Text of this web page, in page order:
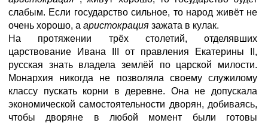
слабым. Если государство сильное, то народ живёт не
очень хорошо, а аристокрация зажата в кулак.
На протяжении трёх столетий, отделявших
царствование Ивана III от правления Екатерины II,
русская знать владела землёй по царской милости.
Монархия никогда не позволяла своему служилому
классу пускать корни в деревне. Она не допускала
экономической самостоятельности дворян, добиваясь,
чтобы дворяне в любой момент были готовы